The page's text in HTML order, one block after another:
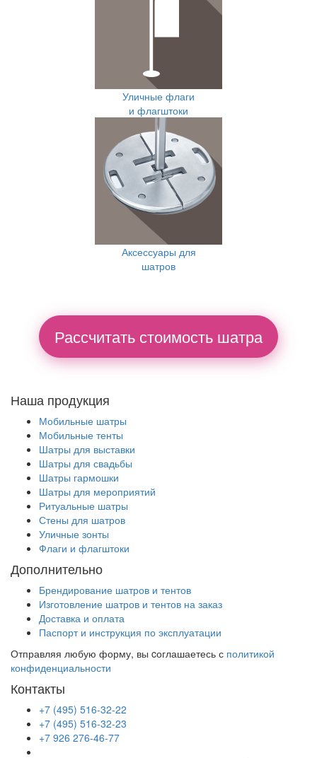
Уличные флаги
и флагштоки
Аксессуары для
шатров
Рассчитать стоимость шатра
Наша продукция
Мобильные шатры
Мобильные тенты
Шатры для выставки
Шатры для свадьбы
Шатры гармошки
Шатры для мероприятий
Ритуальные шатры
Стены для шатров
Уличные зонты
Флаги и флагштоки
Дополнительно
Брендирование шатров и тентов
Изготовление шатров и тентов на заказ
Доставка и оплата
Паспорт и инструкция по эксплуатации
Отправляя любую форму, вы cоглашаетесь с политикой
конфиденциальности
Контакты
+7 (495) 516-32-22
+7 (495) 516-32-23
+7 926 276-46-77